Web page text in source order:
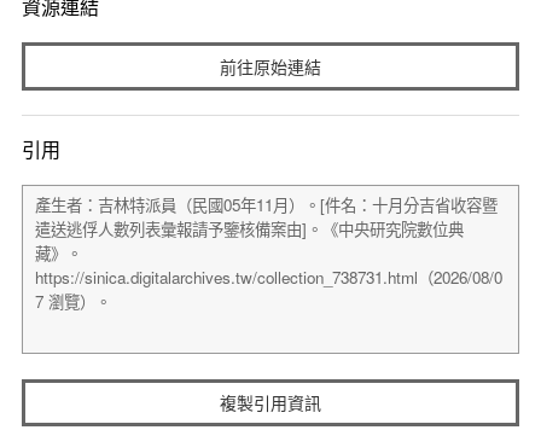
資源連結
前往原始連結
引用
複製引用資訊